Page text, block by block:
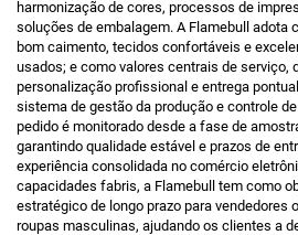
harmonização de cores, processos de
soluções de embalagem. A Flamebull adota
bom caimento, tecidos confortáveis e
usados; e como valores centrais de serviço,
personalização profissional e entrega
sistema de gestão da produção e controle
pedido é monitorado desde a fase de
garantindo qualidade estável e prazos de
experiência consolidada no comércio
capacidades fabris, a Flamebull tem como
estratégico de longo prazo para vendedores
roupas masculinas, ajudando os clientes a